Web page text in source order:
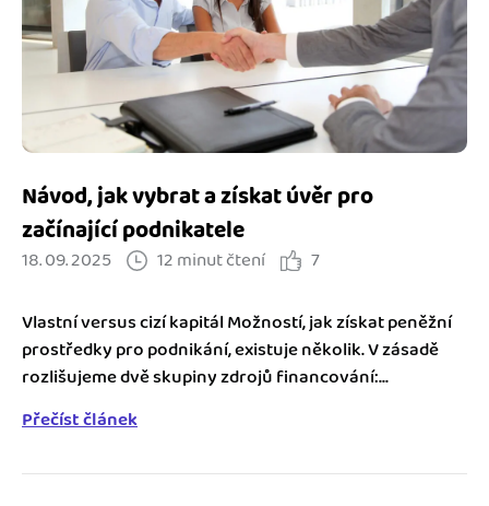
Spřátelené účetní
Katalog doplňků
Jak se vyznat ve fakturaci
Blog
mini akademie
Návod, jak vybrat a získat úvěr pro
začínající podnikatele
18. 09. 2025 12 minut čtení 7
Vlastní versus cizí kapitál Možností, jak získat peněžní
prostředky pro podnikání, existuje několik. V zásadě
rozlišujeme dvě skupiny zdrojů financování:...
Přečíst článek